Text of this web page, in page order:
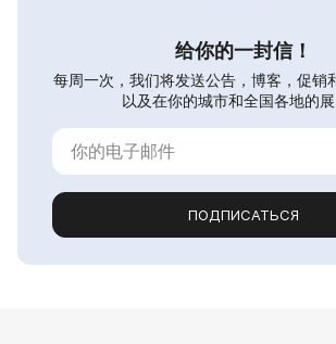
给你的一封信！
每周一次，我们将发送公告，博客，促销
以及在你的城市和全国各地的展
ПОДПИСАТЬСЯ